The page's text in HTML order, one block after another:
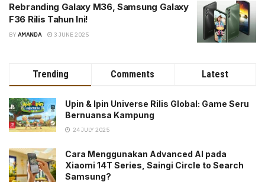
Rebranding Galaxy M36, Samsung Galaxy
F36 Rilis Tahun Ini!
BY AMANDA 3 JUNE 2025
Trending Comments Latest
Upin & Ipin Universe Rilis Global: Game Seru
Bernuansa Kampung
24 JULY 2025
Cara Menggunakan Advanced AI pada
Xiaomi 14T Series, Saingi Circle to Search
Samsung?